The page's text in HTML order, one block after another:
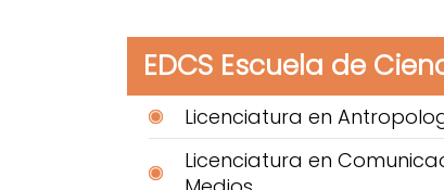
EDCS Escuela de
Licenciatura en
Licenciatura en